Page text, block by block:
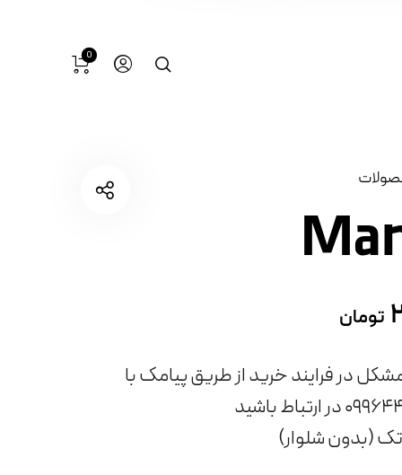
0
تومان
در فرایند خرید از طریق پیامک با
(بدون شلوار)